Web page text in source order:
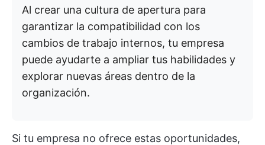
Al crear una cultura de apertura para
garantizar la compatibilidad con los
cambios de trabajo internos, tu empresa
puede ayudarte a ampliar tus habilidades y
explorar nuevas áreas dentro de la
organización.
Si tu empresa no ofrece estas oportunidades,